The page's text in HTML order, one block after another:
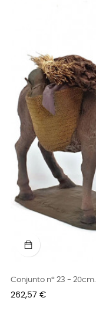
Conjunto nº 23 - 20cm.
Precio
262,57 €